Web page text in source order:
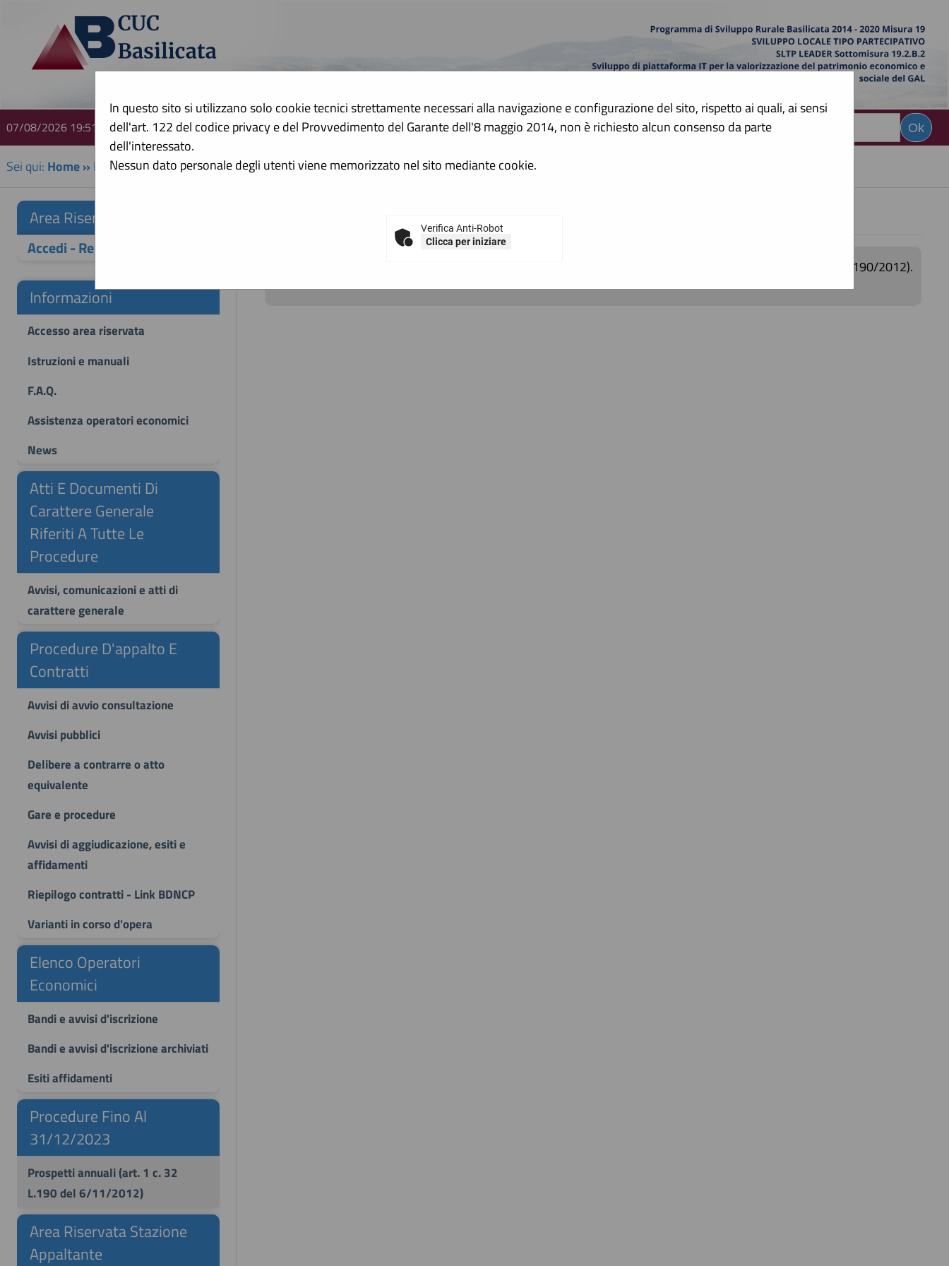
07/08/2026 19:51 A A A GRAFICA TESTO ALTO CONTRASTO
Sei qui: Home» Procedure fino al 31/12/2023»Prospetti annuali (art. 1 c. 32 L.190 de...
In questo sito si utilizzano solo cookie tecnici strettamente necessari alla navigazione e configurazione del sito, rispetto ai quali, ai sensi
dell'art. 122 del codice privacy e del Provvedimento del Garante dell'8 maggio 2014, non è richiesto alcun consenso da parte
dell'interessato.
Nessun dato personale degli utenti viene memorizzato nel sito mediante cookie.
Verifica Anti-Robot
Clicca per iniziare
Area Riservata
Accedi - Registrati
Informazioni
Accesso area riservata
Istruzioni e manuali
F.A.Q.
Assistenza operatori economici
News
Atti E Documenti Di
Carattere Generale
Riferiti A Tutte Le
Procedure
Avvisi, comunicazioni e atti di
carattere generale
Procedure D'appalto E
Contratti
Avvisi di avvio consultazione
Avvisi pubblici
Delibere a contrarre o atto
equivalente
Gare e procedure
Avvisi di aggiudicazione, esiti e
affidamenti
Riepilogo contratti - Link BDNCP
Varianti in corso d'opera
Elenco Operatori
Economici
Bandi e avvisi d'iscrizione
Bandi e avvisi d'iscrizione archiviati
Esiti affidamenti
Procedure Fino Al
31/12/2023
Prospetti annuali (art. 1 c. 32
L.190 del 6/11/2012)
Area Riservata Stazione
Appaltante
Tabelle riassuntive degli affidamenti di lavori, servizi e forniture (Adempimenti art.1 comma 32 Legge 190/2012).